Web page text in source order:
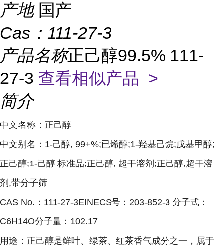
产地 国产
Cas： 111-27-3
产品名称正己醇99.5% 111-
27-3 查看相似产品 >
简介
中文名称：正己醇
中文别名：1-己醇, 99+%;已烯醇;1-羟基己烷;戊基甲醇;
正己醇;1-己醇 标准品;正己醇, 超干溶剂;正己醇,超干溶
剂,带分子筛
CAS No.：111-27-3EINECS号：203-852-3 分子式：
C6H14O分子量：102.17
用途：正己醇是鲜叶、绿茶、红茶香气成分之一，属于